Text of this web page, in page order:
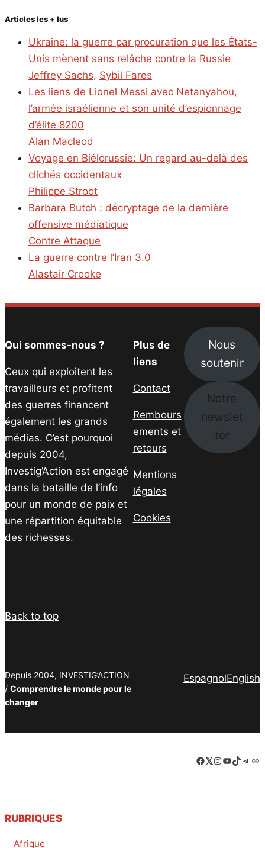
Articles les + lus
Ukraine: la guerre par procuration que les États-
Unis mènent sans relâche contre la Russie
Jeffrey Sachs, Sybil Fares
Les liens de Lionel Messi avec Netanyahou,
l’armée israélienne et son unité d’espionnage
d’élite 8200
Alan Macleod
Voyage en Biélorussie: Un regard au-delà des
clichés occidentaux
Philippe Stroot
Barbara Butch : décryptage de la dernière
offensive médiatique
Contre Attaque
La guerre contre l’Iran 3.0
Alastair Crooke
Qui sommes-nous ?
Ceux qui exploitent les
travailleurs et profitent
des guerres financent
également les grands
médias. C’est pourquoi
depuis 2004,
Investig’Action est engagé
dans la bataille de l’info
pour un monde de paix et
une répartition équitable
des richesses.
Plus de
liens
Contact
Rembours
ements et
retours
Mentions
légales
Cookies
Nous
soutenir
Notre
newslet
ter
Back to top
Depuis 2004, INVESTIG’ACTION
/ Comprendre le monde pour le
changer
EspagnolEnglish
Facebook
LinkedIn
Instagram
YouTube
TikTok
RUBRIQUES
Afrique